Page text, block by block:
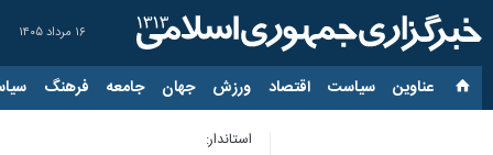
۱۶ مرداد ۱۴۰۵
عناوین‌ سیاست اقتصاد ورزش جهان جامعه فرهنگ
استاندار: